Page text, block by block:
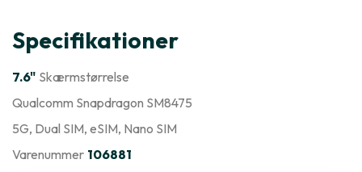
Specifikationer
7.6" Skærmstørrelse
Qualcomm Snapdragon SM8475
5G, Dual SIM, eSIM, Nano SIM
Varenummer 106881